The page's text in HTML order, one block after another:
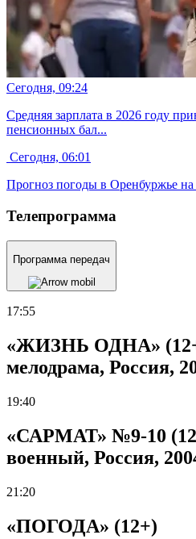
Сегодня, 09:24
Средняя зарплата в 2026 году
пенсионных бал...
Сегодня, 06:01
Прогноз погоды в Оренбуржье на
Телепрограмма
Программа передач
17:55
«ЖИЗНЬ ОДНА»
мелодрама, Россия,
19:40
«САРМАТ» №9-10
военный, Россия,
21:20
«ПОГОДА» (12+)